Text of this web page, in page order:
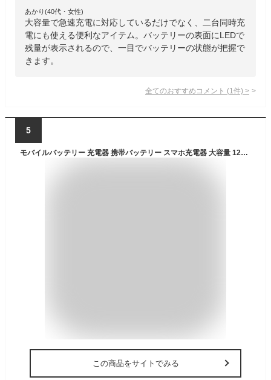
あかり(40代・女性)
大容量で急速充電に対応しているだけでなく、二台同時充
電にも使える便利なアイテム。バッテリーの表面にLEDで
残量が表示されるので、一目でバッテリーの状態が把握で
きます。
全てのおすすめコメント (1 件) >
5
モバイルバッテリー 充電器 携帯バッテリー スマホ充電器 大容量 12000mAh 小型 急速充電器 【PSE認証済】 残量表示 3台同時充電 iPhone/iPad/Android 各種対応 出張/停電/地震/台風/緊急防災グッズ/機内持込可 持ち運び ゆうパケット 送料無料 【PL保険加入済み製品・安心】
この商品をサイトでみる